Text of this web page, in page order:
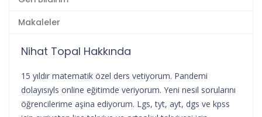
Makaleler
Nihat Topal Hakkında
15 yıldır matematik özel ders vetiyorum. Pandemi
dolayısıyls online eğitimde veriyorum. Yeni nesil sorularını
öğrencilerime aşina ediyorum. Lgs, tyt, ayt, dgs ve kpss